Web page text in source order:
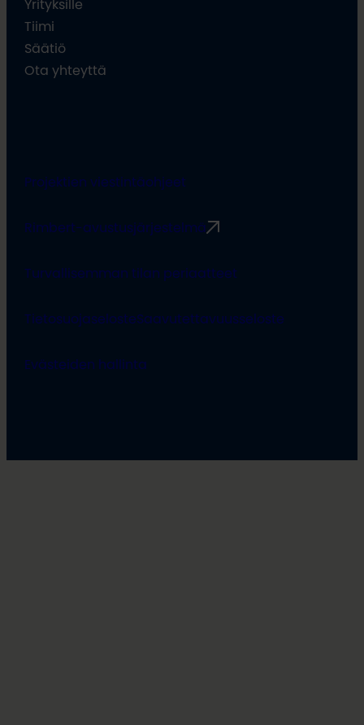
Yrityksille
Tiimi
Säätiö
Ota yhteyttä
Projektien viestintäohjeet
Rimbert-avustusjärjestelmä
Turvallisemman tilan periaatteet
TietosuojaselosteSaavutettavuusseloste
Evästeiden hallinta